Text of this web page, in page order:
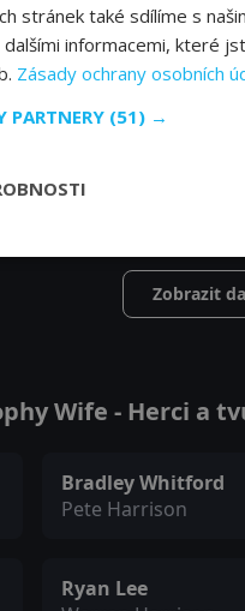
Zobrazit
Wife - Herci a
Bradley Whitford
Pete Harrison
Ryan Lee
stránek také sdílíme s
informacemi, které
Zásady ochrany osobních
PARTNERY (51) →